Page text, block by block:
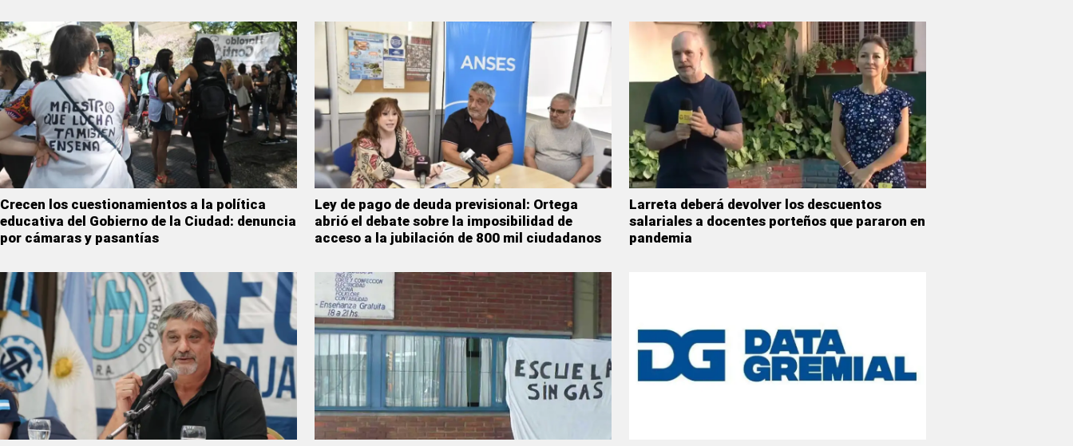
Crecen los cuestionamientos a la política
educativa del Gobierno de la Ciudad: denuncia
por cámaras y pasantías
Ley de pago de deuda previsional: Ortega
abrió el debate sobre la imposibilidad de
acceso a la jubilación de 800 mil ciudadanos
Larreta deberá devolver los descuentos
salariales a docentes porteños que pararon en
pandemia